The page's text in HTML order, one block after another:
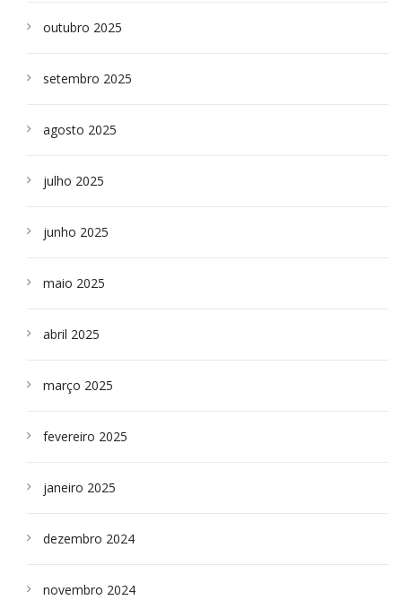
outubro 2025
setembro 2025
agosto 2025
julho 2025
junho 2025
maio 2025
abril 2025
março 2025
fevereiro 2025
janeiro 2025
dezembro 2024
novembro 2024